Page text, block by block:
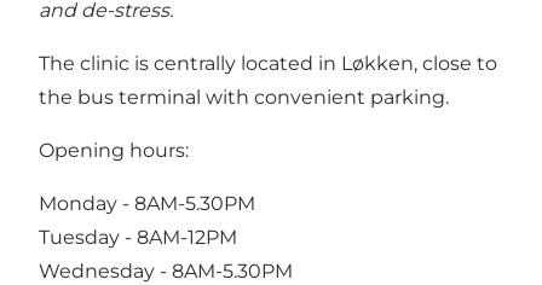
and de-stress.
The clinic is centrally located in Løkken, close to
the bus terminal with convenient parking.
Opening hours:
Monday - 8AM-5.30PM
Tuesday - 8AM-12PM
Wednesday - 8AM-5.30PM